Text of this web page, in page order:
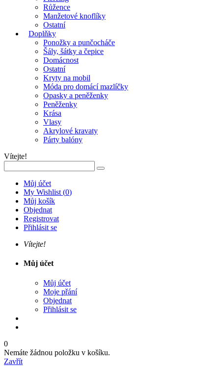
Růžence
Manžetové knoflíky
Ostatní
Doplňky
Ponožky a punčocháče
Šály, šátky a čepice
Domácnost
Ostatní
Kryty na mobil
Móda pro domácí mazlíčky
Opasky a peněženky
Peněženky
Krása
Vlasy
Akrylové kravaty
Párty balóny
Vítejte!
Můj účet
My Wishlist (0)
Můj košík
Objednat
Registrovat
Přihlásit se
Vítejte!
Můj účet
Můj účet
Moje přání
Objednat
Přihlásit se
0
Nemáte žádnou položku v košíku.
Zavřít